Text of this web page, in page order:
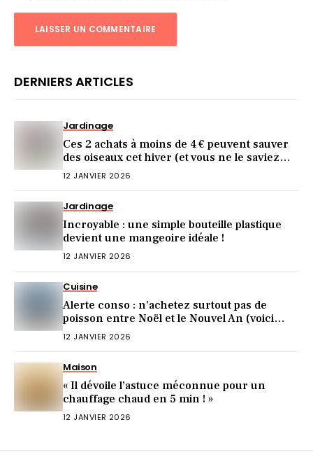
DERNIERS ARTICLES
Jardinage
Ces 2 achats à moins de 4 € peuvent sauver
des oiseaux cet hiver (et vous ne le saviez
pas)
12 JANVIER 2026
Jardinage
Incroyable : une simple bouteille plastique
devient une mangeoire idéale !
12 JANVIER 2026
Cuisine
Alerte conso : n’achetez surtout pas de
poisson entre Noël et le Nouvel An (voici
pourquoi)
12 JANVIER 2026
Maison
« Il dévoile l’astuce méconnue pour un
chauffage chaud en 5 min ! »
12 JANVIER 2026